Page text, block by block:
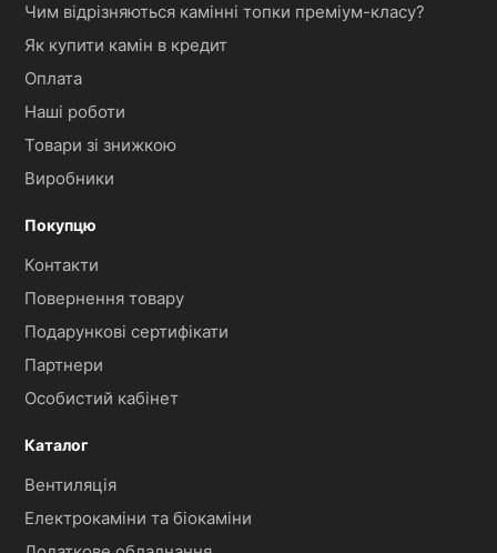
Чим відрізняються камінні топки преміум-класу?
Як купити камін в кредит
Оплата
Наші роботи
Товари зі знижкою
Виробники
Покупцю
Контакти
Повернення товару
Подарункові сертифікати
Партнери
Особистий кабінет
Каталог
Вентиляція
Електрокаміни та біокаміни